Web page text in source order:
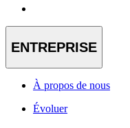
ENTREPRISE
À propos de nous
Évoluer